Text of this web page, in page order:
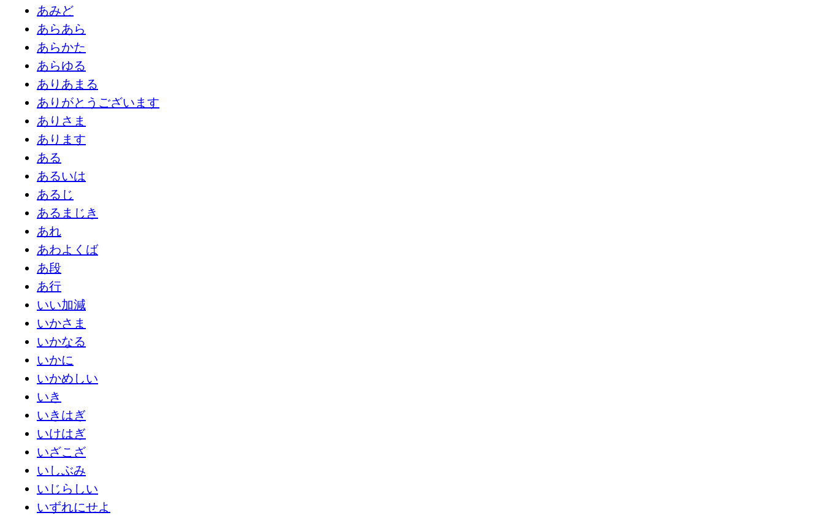
あみど
あらあら
あらかた
あらゆる
ありあまる
ありがとうございます
ありさま
あります
ある
あるいは
あるじ
あるまじき
あれ
あわよくば
あ段
あ行
いい加減
いかさま
いかなる
いかに
いかめしい
いき
いきはぎ
いけはぎ
いざこざ
いしぶみ
いじらしい
いずれにせよ